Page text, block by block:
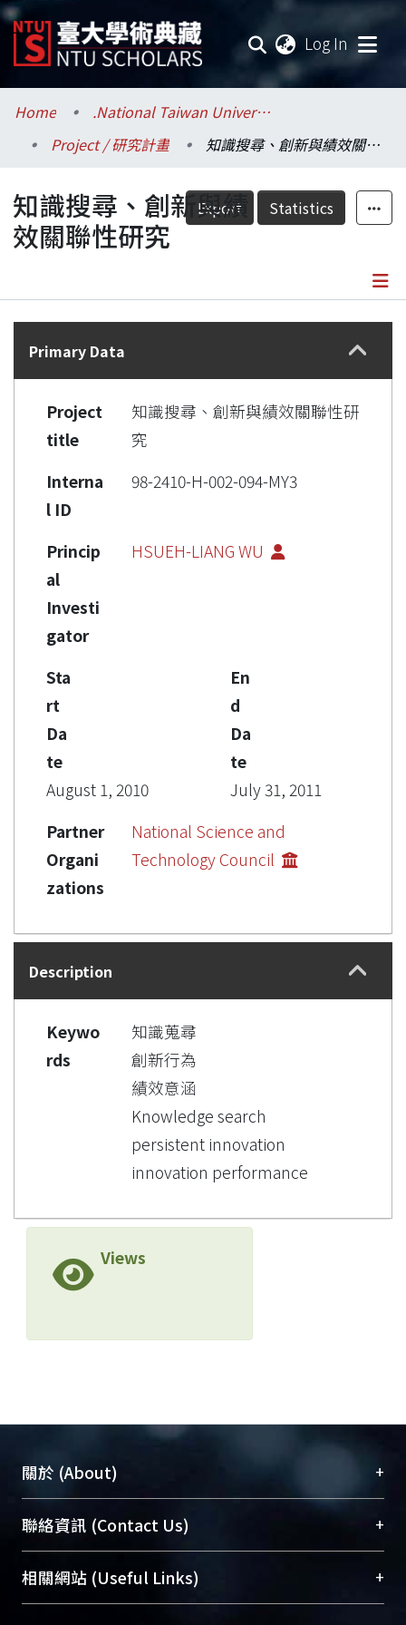
Log In
Communities & Collections
Research Outputs
Fundings & Projects
Researchers
Statistics
Home
.National Taiwan University / 國立臺灣大學
Project / 研究計畫
知識搜尋、創新與績效關聯性研究
Export Statistics
知識搜尋、創新與績
效關聯性研究
Details
Primary Data
Project
title
知識搜尋、創新與績效關聯性研
究
Interna
l ID
98-2410-H-002-094-MY3
Princip
al
Investi
gator
HSUEH-LIANG WU
Sta
rt
Da
te
August 1, 2010
En
d
Da
te
July 31, 2011
Partner
Organi
zations
National Science and
Technology Council
Description
Keywo
rds
知識蒐尋
創新行為
績效意涵
Knowledge search
persistent innovation
innovation performance
Views
關於 (About) +
臺大位居世界頂尖大學之列，為永久珍藏及向國際
展現本校豐碩的研究成果及學術能量，圖書館整合
機構典藏（NTUR）與學術庫（AH）不同功能平
台，成為臺大學術典藏NTU scholars。期能整合研
聯絡資訊 (Contact Us) +
總館學科館員(Main Library)
醫學圖書館學科館員(Medical Library)
相關網站 (Useful Links) +